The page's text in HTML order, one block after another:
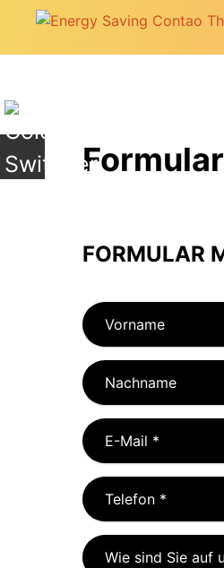
Formular
FORMULAR
Vorname
Nachname
E-Mail *
Telefon *
Wie sind Sie auf